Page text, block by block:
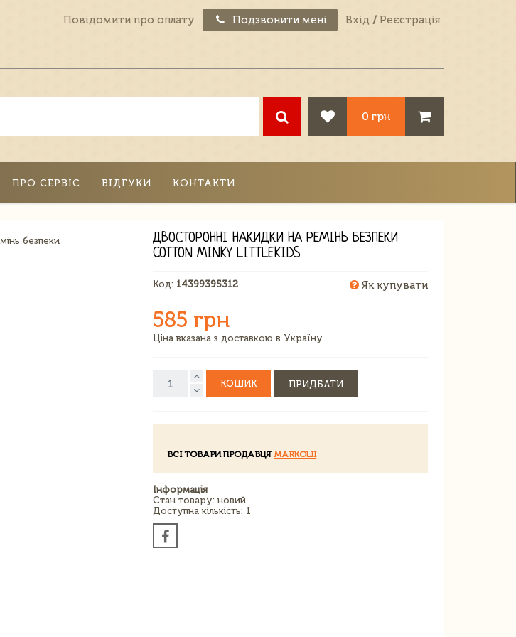
Повідомити про оплату Подзвонити мені Вхід / Реєстрація
0 грн
ПРО СЕРВІС ВІДГУКИ КОНТАКТИ
ДВОСТОРОННІ НАКИДКИ НА РЕМІНЬ БЕЗПЕКИ
COTTON MINKY LITTLEKIDS
Код: 14399395312 Як купувати
585 грн
Ціна вказана з доставкою в Україну
КОШИК ПРИДБАТИ
ВСІ ТОВАРИ ПРОДАВЦЯ MARKOLII
Інформація
Стан товару: новий
Доступна кількість: 1